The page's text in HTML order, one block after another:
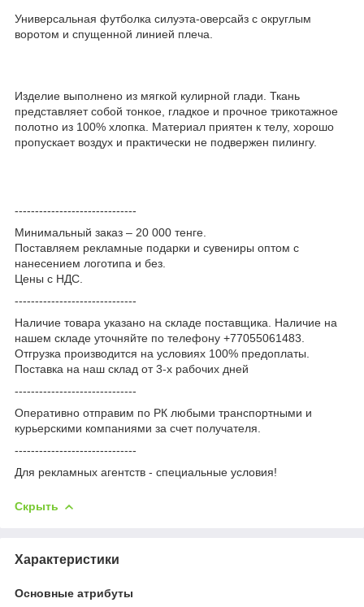
Универсальная футболка силуэта-оверсайз с округлым
воротом и спущенной линией плеча.
Изделие выполнено из мягкой кулирной глади. Ткань
представляет собой тонкое, гладкое и прочное трикотажное
полотно из 100% хлопка. Материал приятен к телу, хорошо
пропускает воздух и практически не подвержен пилингу.
------------------------------
Минимальный заказ – 20 000 тенге.
Поставляем рекламные подарки и сувениры оптом с
нанесением логотипа и без.
Цены с НДС.
------------------------------
Наличие товара указано на складе поставщика. Наличие на
нашем складе уточняйте по телефону +77055061483.
Отгрузка производится на условиях 100% предоплаты.
Поставка на наш склад от 3-x рабочих дней
------------------------------
Оперативно отправим по РК любыми транспортными и
курьерскими компаниями за счет получателя.
------------------------------
Для рекламных агентств - специальные условия!
Скрыть
Характеристики
Основные атрибуты